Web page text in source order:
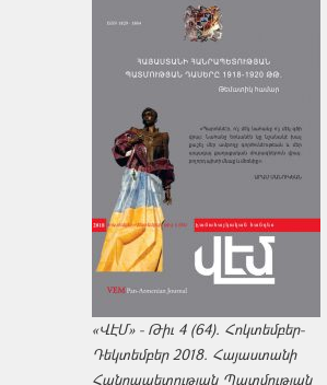
«ՎԷՄ» - Թիւ 4 (64). Հոկտեմբեր-
Դեկտեմբեր 2018. Հայաստանի
Հանրապետության Պատմության